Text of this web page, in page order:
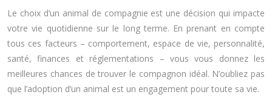
Le choix d’un animal de compagnie est une décision qui impacte
votre vie quotidienne sur le long terme. En prenant en compte
tous ces facteurs – comportement, espace de vie, personnalité,
santé, finances et réglementations – vous vous donnez les
meilleures chances de trouver le compagnon idéal. N’oubliez pas
que l’adoption d’un animal est un engagement pour toute sa vie.